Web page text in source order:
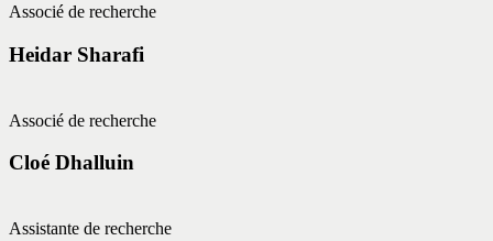
Associé de recherche
Heidar Sharafi
Associé de recherche
Cloé Dhalluin
Assistante de recherche